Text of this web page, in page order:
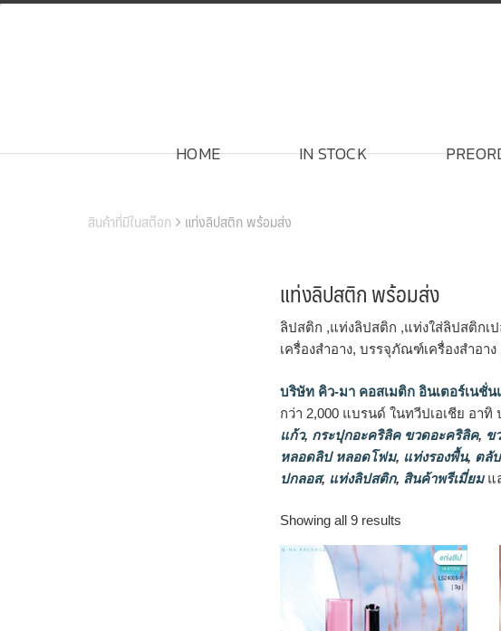
Skip
HOME IN STOCK
สินค้าที่มีในสต๊อก แท่งลิปสติก พร้อมส่ง
แท่งลิปสติก พร้อมส่ง
ลิปสติก ,แท่งลิปสติก ,แท่งใส่ลิปสติกเ
เครื่องสำอาง, บรรจุภัณฑ์เครื่องสำอาง
บริษัท คิว-มา คอสเมติก อินเตอร์เนชั่
กว่า 2,000 แบรนด์ ในทวีปเอเชีย อา
แก้ว, กระปุกอะคริลิค ขวดอะคริลิค, ข
หลอดลิป หลอดโฟม, แท่งรองพื้น, ตลั
ปกลอส, แท่งลิปสติก, สินค้าพรีเมี่ยมแ
Showing all 9 results
popularity